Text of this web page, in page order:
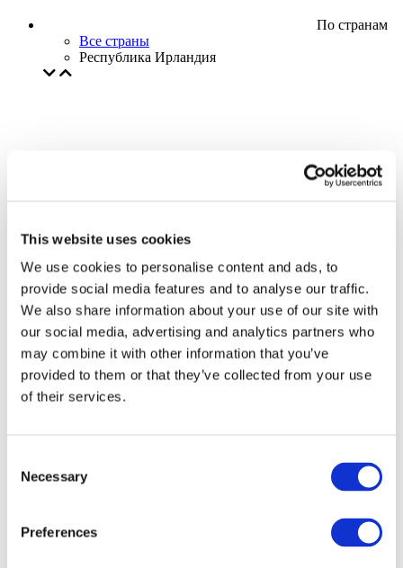
This website uses cookies
We use cookies to personalise content and ads, to
provide social media features and to analyse our traffic.
We also share information about your use of our site with
our social media, advertising and analytics partners who
may combine it with other information that you’ve
provided to them or that they’ve collected from your use
of their services.
Selection
Necessary
Preferences
По странам
Все страны
Республика Ирландия
Мероприятия